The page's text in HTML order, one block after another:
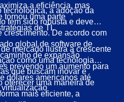
a eficiência, mas
tornou uma parte
de TI.
tecnológica, a adoção da
tem sido robusta e deve
crescimento. De acordo com
global de software de
de expansão
prevendo um aumento para
dólares americanos até
mercado ilustra a crescente
como uma tecnologia
que buscam inovar e
oferecer uma maneira de
mais eficiente, a